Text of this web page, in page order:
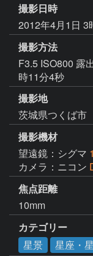
撮影日時
2012年4月1日 3
撮影方法
F3.5 ISO800 露
時11分4秒
撮影地
茨城県つくば市
撮影機材
望遠鏡：シグマ
カメラ：ニコン
焦点距離
10mm
カテゴリー
星景
星座・